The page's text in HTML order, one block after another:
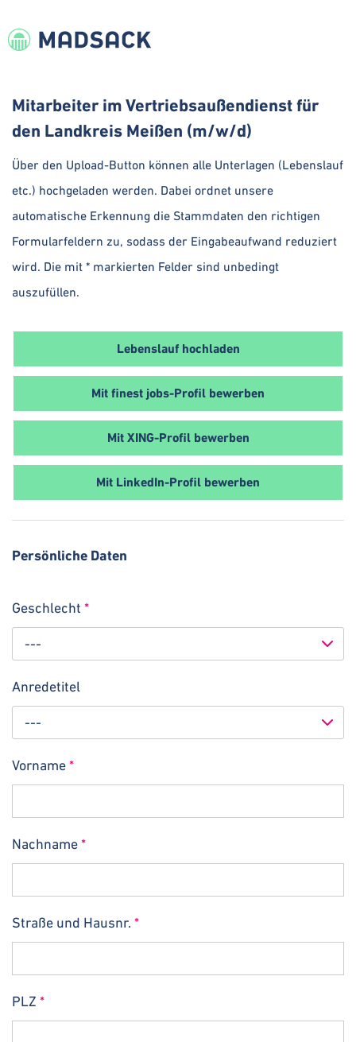
Mitarbeiter im Vertriebsaußendienst für
den Landkreis Meißen (m/w/d)
Über den Upload-Button können alle Unterlagen (Lebenslauf
etc.) hochgeladen werden. Dabei ordnet unsere
automatische Erkennung die Stammdaten den richtigen
Formularfeldern zu, sodass der Eingabeaufwand reduziert
wird. Die mit * markierten Felder sind unbedingt
auszufüllen.
Lebenslauf hochladen
Mit finest jobs-Profil bewerben
Mit XING-Profil bewerben
Mit LinkedIn-Profil bewerben
Persönliche Daten
Geschlecht *
---
Anredetitel
---
Vorname*
Nachname*
Straße und Hausnr. *
PLZ *